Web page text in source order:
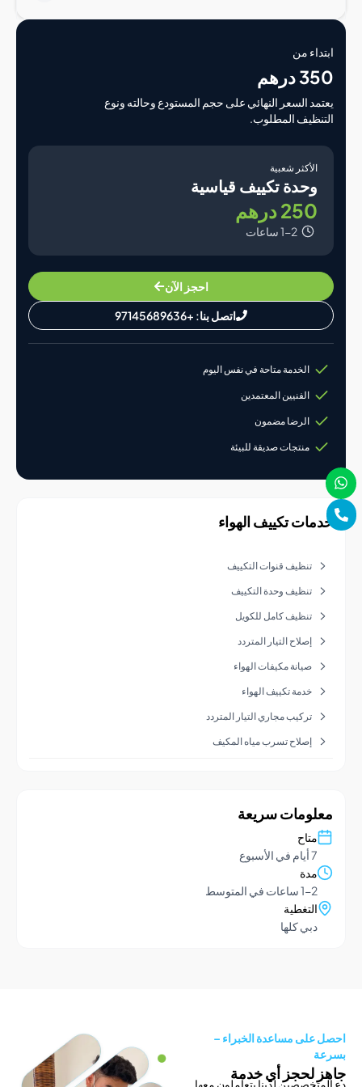
السعر النهائي على حجم المستودع وحالته ونوع
المطلوب.
الأكثر شعبية
وحدة تكييف قياسية
اتصل بنا: +97145689636
الخدمة متاحة في نفس اليوم
الفنيين المعتمدين
الرضا مضمون
منتجات صديقة للبيئة
تكييف الهواء
تنظيف قنوات التكييف
تنظيف وحدة التكييف
تنظيف كامل للكويل
إصلاح التيار المتردد
صيانة مكيفات الهواء
خدمة تكييف الهواء
تركيب مجاري التيار المتردد
إصلاح تسرب مياه المكيف
سريعة
مساعدة الخبراء –
لحجز أي خدمة
لدينا يتعاملون معها